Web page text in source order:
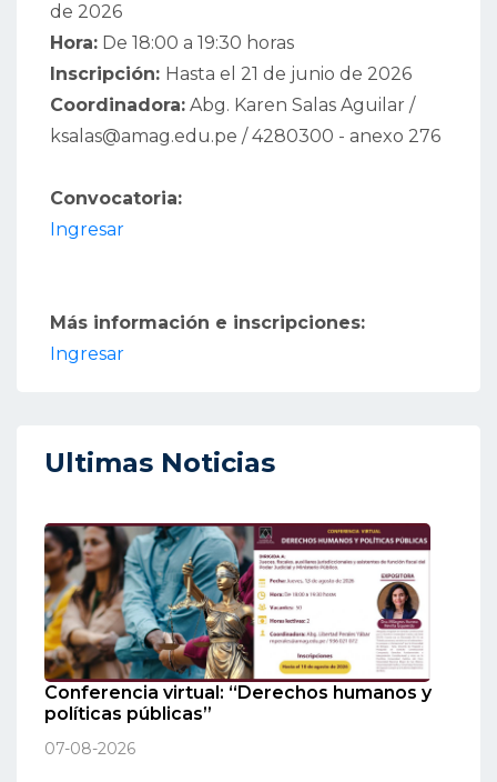
de 2026
Hora: De 18:00 a 19:30 horas
Inscripción: Hasta el 21 de junio de 2026
Coordinadora: Abg. Karen Salas Aguilar /
ksalas@amag.edu.pe / 4280300 - anexo 276
Convocatoria:
Ingresar
Más información e inscripciones:
Ingresar
Ultimas Noticias
Conferencia virtual: “Derechos humanos y
políticas públicas”
07-08-2026